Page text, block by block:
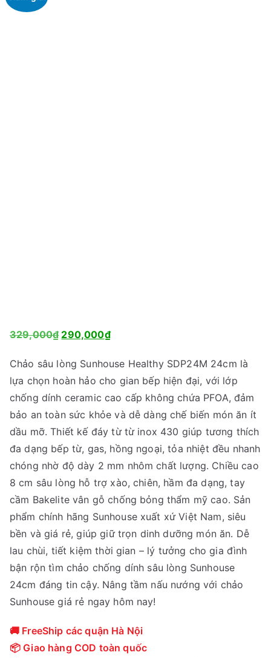
329,000₫ G
á
g
ố
c
l
à
:
3
2
9
,
0
0
0
₫
290,000₫G
á
h
i
ệ
n
t
ạ
i
l
à
:
2
9
0
Chảo sâu lòng Sunhouse Healthy SDP24M 24cm là
lựa chọn hoàn hảo cho gian bếp hiện đại, với lớp
chống dính ceramic cao cấp không chứa PFOA, đảm
bảo an toàn sức khỏe và dễ dàng chế biến món ăn ít
dầu mỡ. Thiết kế đáy từ từ inox 430 giúp tương thích
đa dạng bếp từ, gas, hồng ngoại, tỏa nhiệt đều nhanh
chóng nhờ độ dày 2 mm nhôm chất lượng. Chiều cao
8 cm sâu lòng hỗ trợ xào, chiên, hầm đa dạng, tay
cầm Bakelite vân gỗ chống bỏng thẩm mỹ cao. Sản
phẩm chính hãng Sunhouse xuất xứ Việt Nam, siêu
bền và giá rẻ, giúp giữ trọn dinh dưỡng món ăn. Dễ
lau chùi, tiết kiệm thời gian – lý tưởng cho gia đình
bận rộn tìm chảo chống dính sâu lòng Sunhouse
24cm đáng tin cậy. Nâng tầm nấu nướng với chảo
Sunhouse giá rẻ ngay hôm nay!
🚚 FreeShip các quận Hà Nội
📦 Giao hàng COD toàn quốc